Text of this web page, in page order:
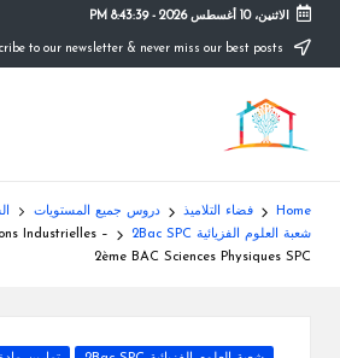
content
الاثنين، 10 أغسطس 2026 -
8:43:39 PM
م
و
ق
ع
التعليم
الصريح
Home فضاء التلاميذ دروس جميع المستويات
شعبة العلوم الفزيائية 2Bac SPC
Industrielles –
2ème BAC Sciences Physiques SPC